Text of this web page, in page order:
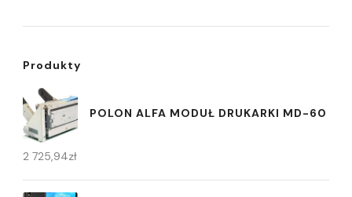
Produkty
POLON ALFA MODUŁ DRUKARKI MD-60
2 725,94zł